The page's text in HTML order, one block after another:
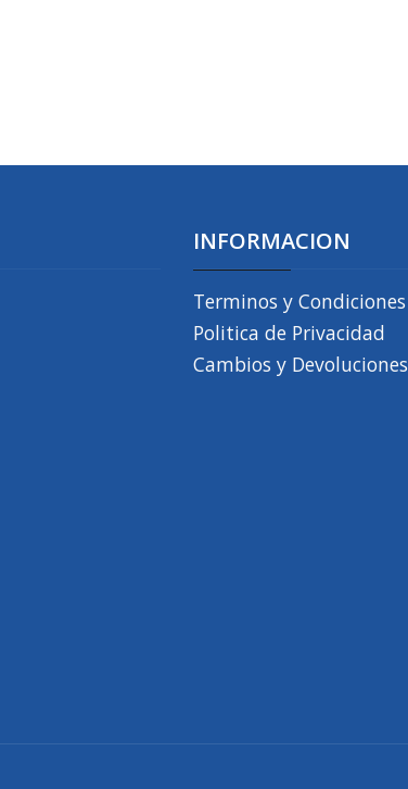
INFORMACION
Terminos y Condiciones
Politica de Privacidad
Cambios y Devoluciones